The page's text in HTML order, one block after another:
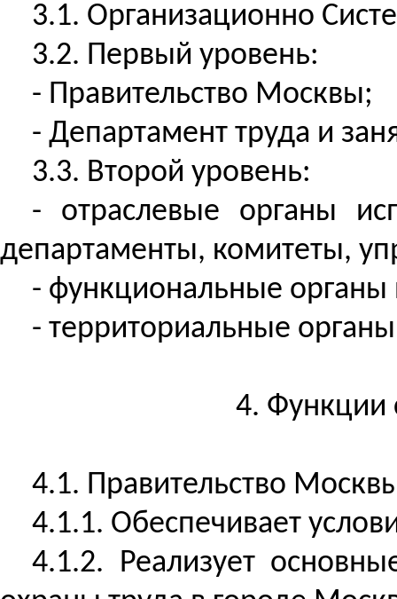
3.1. Организационно
3.2. Первый уровень:
- Правительство Москвы;
- Департамент труда и
3.3. Второй уровень:
- отраслевые органы
департаменты, комитеты,
- функциональные органы
- территориальные
4. Функции
4.1. Правительство
4.1.1. Обеспечивает
4.1.2. Реализует